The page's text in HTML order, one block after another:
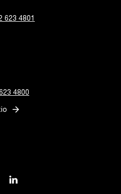
623 4801
4800
arrow_forward
välilehteen
uuteen välilehteen
avautuu uuteen välilehteen
Linkki avautuu uuteen välilehteen
LinkedIn, Linkki avautuu uuteen